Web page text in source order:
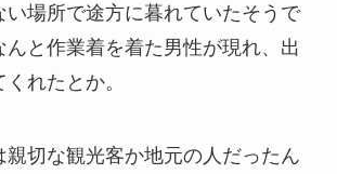
い場所で途方に暮れていたそうで
と作業着を着た男性が現れ、出
れたとか。
親切な観光客か地元の人だったん